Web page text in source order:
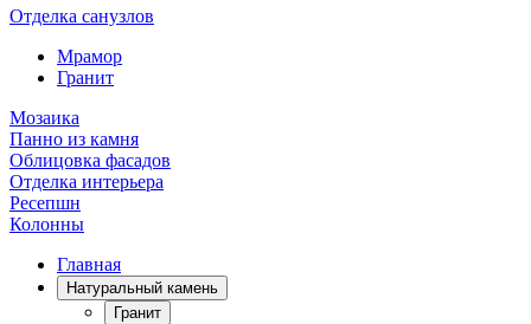
Отделка санузлов
Мрамор
Гранит
Мозаика
Панно из камня
Облицовка фасадов
Отделка интерьера
Ресепшн
Колонны
Главная
Натуральный камень
Гранит